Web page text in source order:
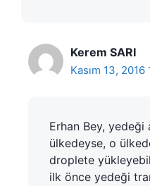
Kerem SARI
Kasım 13, 2016
Erhan Bey, yedeği
ülkedeyse, o
droplete
ilk önce yedeği